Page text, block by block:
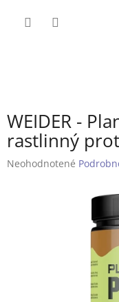
WEIDER -
rastlinný
Priemerné
Neohodnotené